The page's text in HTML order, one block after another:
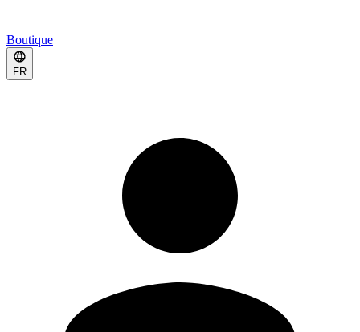
Boutique
FR